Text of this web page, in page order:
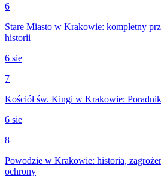
6
Stare Miasto w Krakowie: kompletny
historii
6 sie
7
Kościół św. Kingi w Krakowie:
6 sie
8
Powodzie w Krakowie: historia,
ochrony